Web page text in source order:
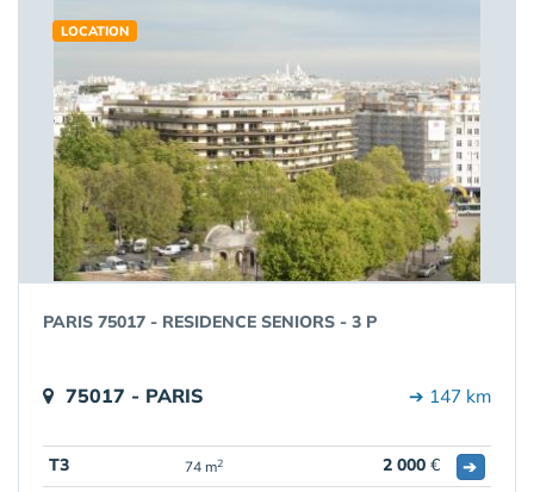
LOCATION
PARIS 75017 - RESIDENCE SENIORS - 3 P
75017 - PARIS ➔ 147 km
T3 74 m2 2 000 € ➔